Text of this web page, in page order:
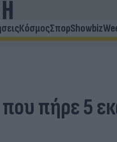
ΚόσμοςΣπορShowbiz
πήρε 5